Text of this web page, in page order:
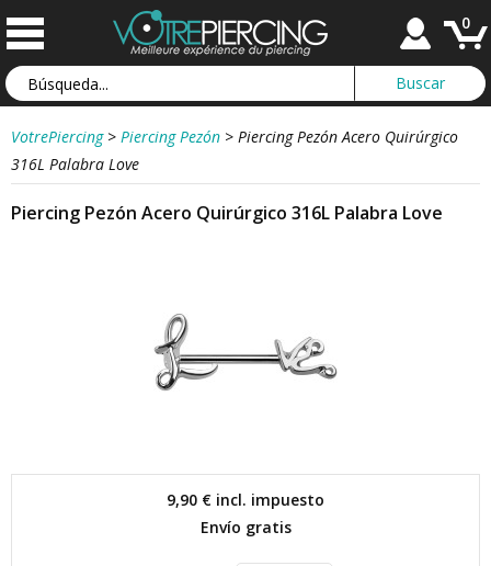
0
VotrePiercing > Piercing Pezón > Piercing Pezón Acero Quirúrgico
316L Palabra Love
Piercing Pezón Acero Quirúrgico 316L Palabra Love
9,90 € incl. impuesto
Envío gratis